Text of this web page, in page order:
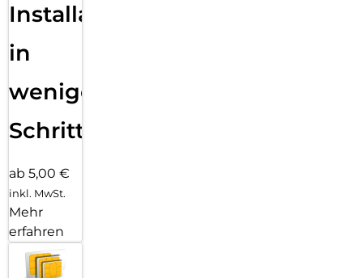
Installation
in
wenigen
Schritten
ab 5,00 €
inkl. MwSt.
Mehr
erfahren